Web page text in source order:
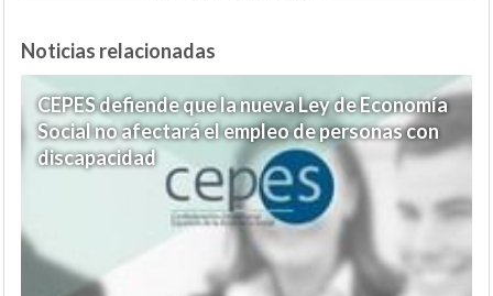
Noticias relacionadas
CEPES defiende que la nueva Ley de Economía
Social no afectará el empleo de personas con
discapacidad